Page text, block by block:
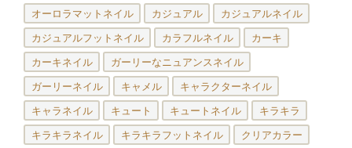
オーロラマットネイル カジュアル カジュアルネイル
カジュアルフットネイル カラフルネイル カーキ
カーキネイル ガーリーなニュアンスネイル
ガーリーネイル キャメル キャラクターネイル
キャラネイル キュート キュートネイル キラキラ
キラキラネイル キラキラフットネイル クリアカラー